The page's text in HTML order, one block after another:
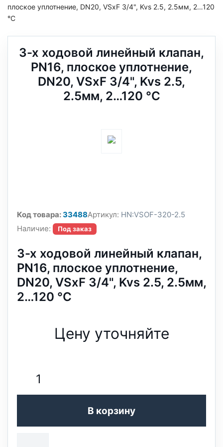
плоское уплотнение, DN20, VSxF 3/4", Kvs 2.5, 2.5мм, 2…120
°C
3-х ходовой линейный клапан,
PN16, плоское уплотнение,
DN20, VSxF 3/4", Kvs 2.5,
2.5мм, 2…120 °C
Код товара:33488Артикул: HN:VSOF-320-2.5
Наличие:
Под заказ
3-х ходовой линейный клапан,
PN16, плоское уплотнение,
DN20, VSxF 3/4", Kvs 2.5, 2.5мм,
2…120 °C
Цену уточняйте
В корзину